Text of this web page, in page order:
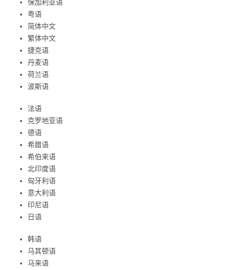
保加利亚语
粤语
简体中文
繁体中文
捷克语
丹麦语
荷兰语
波斯语
法语
克罗地亚语
德语
希腊语
希伯来语
北印度语
匈牙利语
意大利语
印尼语
日语
韩语
马其顿语
马来语